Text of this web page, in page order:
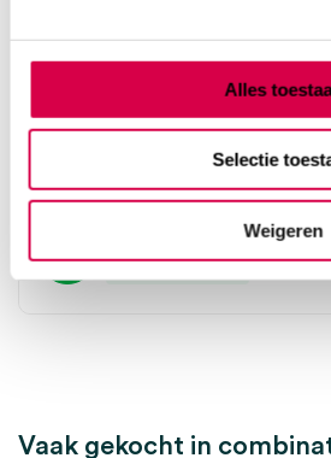
Alles
Selectie
Weigeren
Tena Silhouette Normal Low
incontinentiebroekjes, M, 5
Direct leverbaar
Vaak gekocht in